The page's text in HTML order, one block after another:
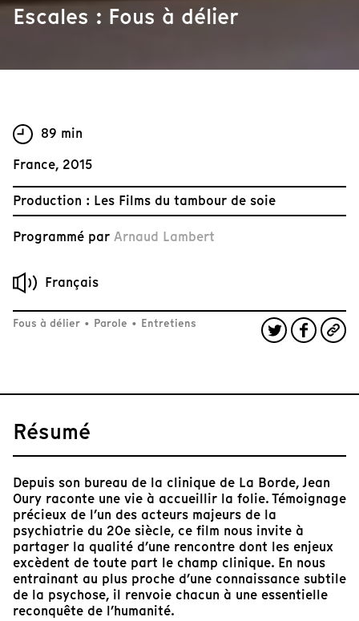
Escales : Fous à délier
89 min
France, 2015
Production : Les Films du tambour de soie
Programmé par Arnaud Lambert
Français
Fous à délier • Parole • Entretiens
Résumé
Depuis son bureau de la clinique de La Borde, Jean
Oury raconte une vie à accueillir la folie. Témoignage
précieux de l’un des acteurs majeurs de la
psychiatrie du 20e siècle, ce film nous invite à
partager la qualité d’une rencontre dont les enjeux
excèdent de toute part le champ clinique. En nous
entrainant au plus proche d’une connaissance subtile
de la psychose, il renvoie chacun à une essentielle
reconquête de l’humanité.